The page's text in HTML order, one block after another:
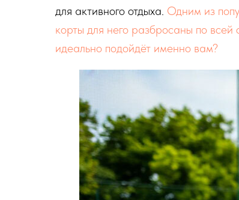
для активного отдыха. Одним из
корты для него разбросаны по всей
идеально подойдёт именно вам?